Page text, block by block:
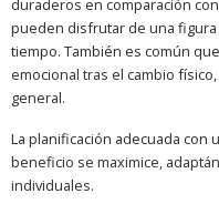
duraderos en comparación
pueden disfrutar de una
tiempo. También es común
emocional tras el cambio
general.
La planificación adecuada con
beneficio se maximice,
individuales.